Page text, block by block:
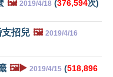
🖼️ 2019/4/18 (376,594次)
招兒 🖼️ 2019/4/16
🖼️▶️ 2019/4/15 (518,896